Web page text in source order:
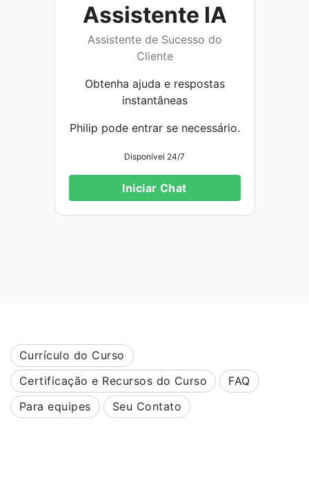
Assistente IA
Assistente de Sucesso do
Cliente
Obtenha ajuda e respostas
instantâneas
Philip pode entrar se necessário.
Disponível 24/7
Iniciar Chat
Currículo do Curso
Certificação e Recursos do Curso
FAQ
Para equipes
Seu Contato